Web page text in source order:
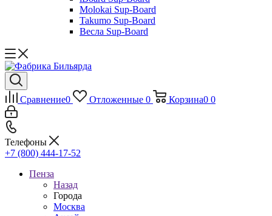
Molokai Sup-Board
Takumo Sup-Board
Весла Sup-Board
Сравнение0 Отложенные 0 Корзина0 0
Телефоны
+7 (800) 444-17-52
Пенза
Назад
Города
Москва